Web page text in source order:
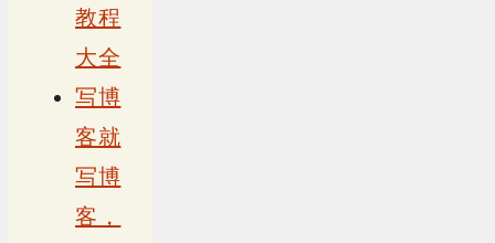
教程
大全
写博
客就
写博
客，